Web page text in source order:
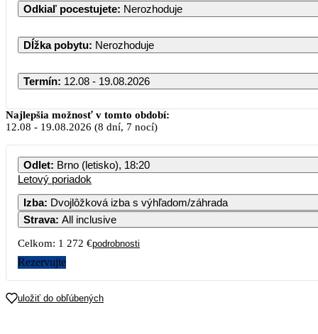
Odkiaľ pocestujete: Nerozhoduje
Dĺžka pobytu: Nerozhoduje
Termín: 12.08 - 19.08.2026
Najlepšia možnosť v tomto období:
12.08 - 19.08.2026 (8 dní, 7 nocí)
Odlet: Brno (letisko), 18:20
Letový poriadok
Izba: Dvojlôžková izba s výhľadom/záhrada
Strava: All inclusive
Celkom: 1 272 €podrobnosti
Rezervujte
uložiť do obľúbených